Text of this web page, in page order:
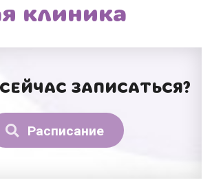
клиника
ЗАПИСАТЬСЯ?
Расписание